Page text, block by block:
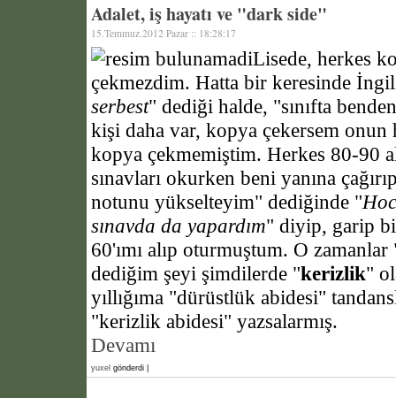
Adalet, iş hayatı ve "dark side"
15.Temmuz.2012 Pazar :: 18:28:17
Lisede, herkes
çekmezdim. Hatta bir keresinde
serbest" dediği halde, "sınıfta
kişi daha var, kopya çekersem onun
kopya çekmemiştim. Herkes 80-90
sınavları okurken beni yanına
notunu yükselteyim" dediğinde "
sınavda da yapardım" diyip, garip
60'ımı alıp oturmuştum. O
dediğim şeyi şimdilerde "kerizlik"
yıllığıma "dürüstlük abidesi"
"kerizlik abidesi" yazsalarmış.
Devamı
yuxel gönderdi |